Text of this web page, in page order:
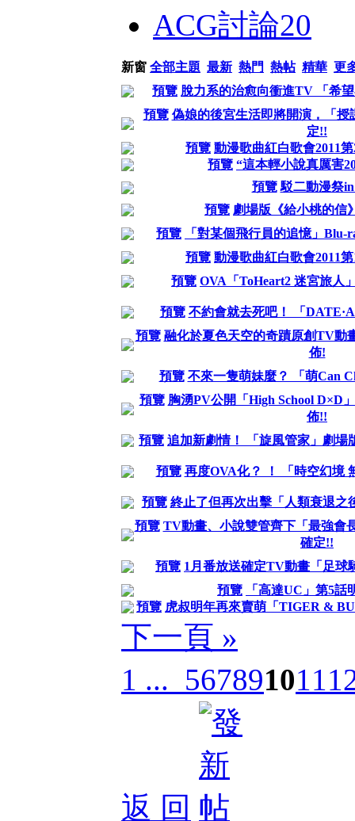
ACG討論20
新窗 全部主題 最新 熱門 熱帖 精華 更
預覽 脫力系的治愈向衝進TV 「希
預覽 偽娘的後宮生活即將開演，「
定!!
預覽 動漫歌曲紅白歌會2011
預覽 “這本輕小說真厲害
預覽 駁二動漫祭
預覽 劇場版《給小桃的信
預覽
「對某個飛行員的追憶」
預覽 動漫歌曲紅白歌會2011
預覽 OVA「ToHeart2 迷宮旅人
預覽 不約會就去死吧！ 「
預覽 融化於夏色天空的奇蹟原創TV動
佈!
預覽 不來一隻萌妹麼？ 「萌Can
預覽 胸湧PV公開「High School D×D
佈!!
預覽 追加新劇情！ 「旋風管家」劇
預覽 再度OVA化？ ！ 「時空幻境
預覽 終止了但再次出擊「人類衰退之
預覽 TV動畫、小說雙管齊下「最強會
確定!!
預覽 1月番放送確定TV動畫「足球
預覽
「高達UC」第5話
預覽 虎叔明年再來賣萌「TIGER &
下一頁 »
1 ... 567891011
返 回